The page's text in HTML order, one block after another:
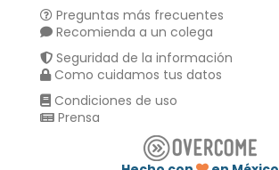
Preguntas más frecuentes
Recomienda a un colega
Seguridad de la información
Como cuidamos tus datos
Condiciones de uso
Prensa